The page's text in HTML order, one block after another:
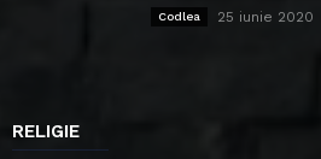
Codlea 25 iunie 2020
RELIGIE